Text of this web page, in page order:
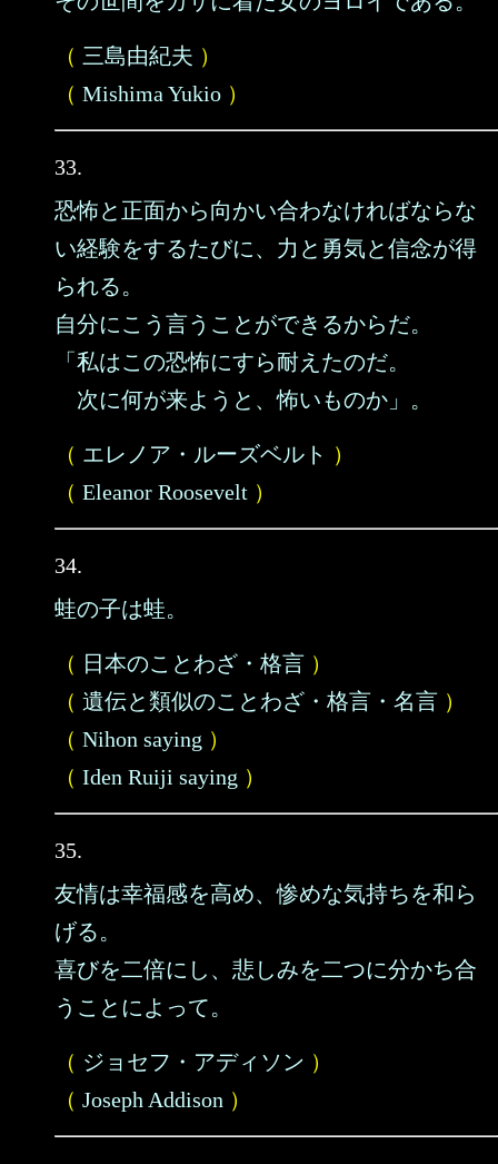
（ 三島由紀夫 ）
（ Mishima Yukio ）
33.
恐怖と正面から向かい合わなければならな
い経験をするたびに、力と勇気と信念が得
られる。
自分にこう言うことができるからだ。
「私はこの恐怖にすら耐えたのだ。
次に何が来ようと、怖いものか」。
（ エレノア・ルーズベルト ）
（ Eleanor Roosevelt ）
34.
蛙の子は蛙。
（ 日本のことわざ・格言 ）
（ 遺伝と類似のことわざ・格言・名言 ）
（ Nihon saying ）
（ Iden Ruiji saying ）
35.
友情は幸福感を高め、惨めな気持ちを和ら
げる。
喜びを二倍にし、悲しみを二つに分かち合
うことによって。
（ ジョセフ・アディソン ）
（ Joseph Addison ）